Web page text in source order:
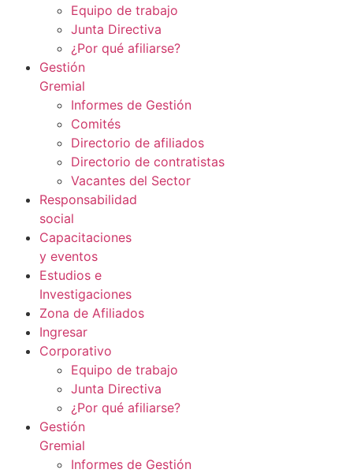
Equipo de trabajo
Junta Directiva
¿Por qué afiliarse?
Gestión
Gremial
Informes de Gestión
Comités
Directorio de afiliados
Directorio de contratistas
Vacantes del Sector
Responsabilidad
social
Capacitaciones
y eventos
Estudios e
Investigaciones
Zona de Afiliados
Ingresar
Corporativo
Equipo de trabajo
Junta Directiva
¿Por qué afiliarse?
Gestión
Gremial
Informes de Gestión